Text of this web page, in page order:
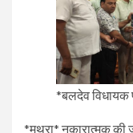
*बलदेव विधायक
*मथुरा* नकारात्मक की